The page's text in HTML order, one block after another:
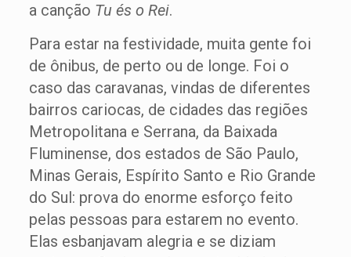
a canção Tu és o Rei.
Para estar na festividade, muita gente foi
de ônibus, de perto ou de longe. Foi o
caso das caravanas, vindas de diferentes
bairros cariocas, de cidades das regiões
Metropolitana e Serrana, da Baixada
Fluminense, dos estados de São Paulo,
Minas Gerais, Espírito Santo e Rio Grande
do Sul: prova do enorme esforço feito
pelas pessoas para estarem no evento.
Elas esbanjavam alegria e se diziam